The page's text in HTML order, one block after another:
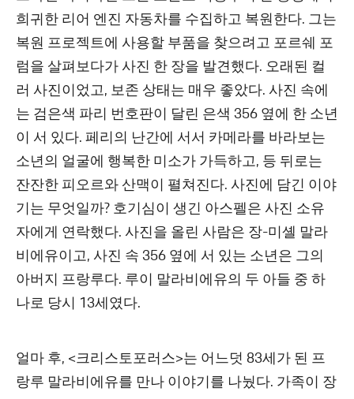
희귀한 리어 엔진 자동차를 수집하고 복원한다. 그는
복원 프로젝트에 사용할 부품을 찾으려고 포르쉐 포
럼을 살펴보다가 사진 한 장을 발견했다. 오래된 컬
러 사진이었고, 보존 상태는 매우 좋았다. 사진 속에
는 검은색 파리 번호판이 달린 은색 356 옆에 한 소년
이 서 있다. 페리의 난간에 서서 카메라를 바라보는
소년의 얼굴에 행복한 미소가 가득하고, 등 뒤로는
잔잔한 피오르와 산맥이 펼쳐진다. 사진에 담긴 이야
기는 무엇일까? 호기심이 생긴 아스펠은 사진 소유
자에게 연락했다. 사진을 올린 사람은 장-미셸 말라
비에유이고, 사진 속 356 옆에 서 있는 소년은 그의
아버지 프랑루다. 루이 말라비에유의 두 아들 중 하
나로 당시 13세였다.
얼마 후, <크리스토포러스>는 어느덧 83세가 된 프
랑루 말라비에유를 만나 이야기를 나눴다. 가족이 장